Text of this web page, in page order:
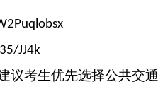
JJ4k
议考生优先选择公共交